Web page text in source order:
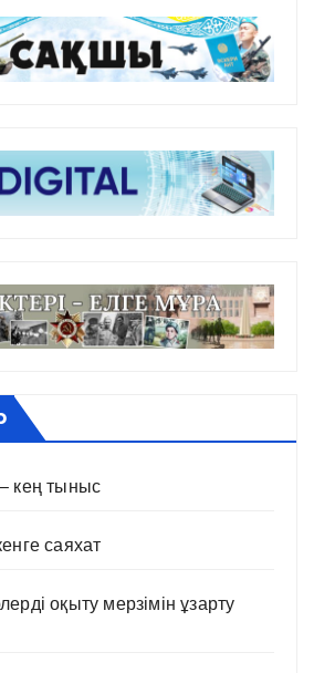
кең тыныс
саяхат
оқыту мерзімін ұзарту